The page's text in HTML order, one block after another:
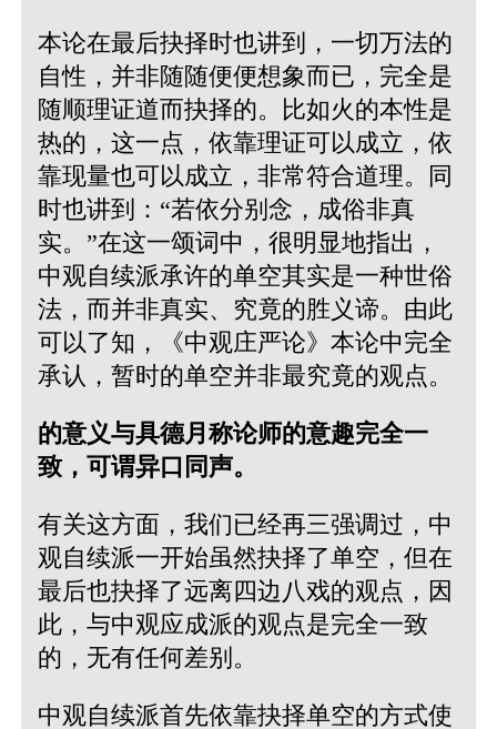
本论在最后抉择时也讲到，一切万法的
自性，并非随随便便想象而已，完全是
随顺理证道而抉择的。比如火的本性是
热的，这一点，依靠理证可以成立，依
靠现量也可以成立，非常符合道理。同
时也讲到：“若依分别念，成俗非真
实。”在这一颂词中，很明显地指出，
中观自续派承许的单空其实是一种世俗
法，而并非真实、究竟的胜义谛。由此
可以了知，《中观庄严论》本论中完全
承认，暂时的单空并非最究竟的观点。
的意义与具德月称论师的意趣完全一
致，可谓异口同声。
有关这方面，我们已经再三强调过，中
观自续派一开始虽然抉择了单空，但在
最后也抉择了远离四边八戏的观点，因
此，与中观应成派的观点是完全一致
的，无有任何差别。
中观自续派首先依靠抉择单空的方式使